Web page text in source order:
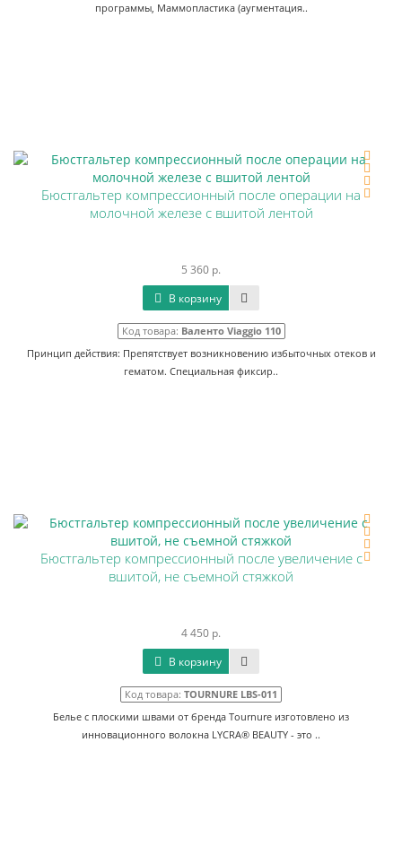
программы, Маммопластика (аугментация..
Бюстгальтер компрессионный после операции на
молочной железе с вшитой лентой
5 360 р.
В корзину
Код товара: Валенто Viaggio 110
Принцип действия: Препятствует возникновению избыточных отеков и
гематом. Специальная фиксир..
Бюстгальтер компрессионный после увеличение с
вшитой, не съемной стяжкой
4 450 р.
В корзину
Код товара: TOURNURE LBS-011
Белье с плоскими швами от бренда Tournure изготовлено из
инновационного волокна LYCRA® BEAUTY - это ..